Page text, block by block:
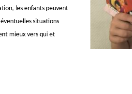
les enfants peuvent
situations
mieux vers qui et